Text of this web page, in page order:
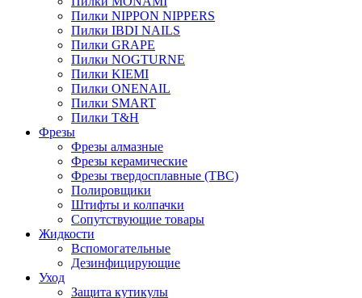
Пилки NIPPON NIPPERS
Пилки IBDI NAILS
Пилки GRAPE
Пилки NOGTURNE
Пилки KIEMI
Пилки ONENAIL
Пилки SMART
Пилки T&H
Фрезы
Фрезы алмазные
Фрезы керамические
Фрезы твердосплавные (ТВС)
Полировщики
Штифты и колпачки
Сопутствующие товары
Жидкости
Вспомогательные
Дезинфицирующие
Уход
Защита кутикулы